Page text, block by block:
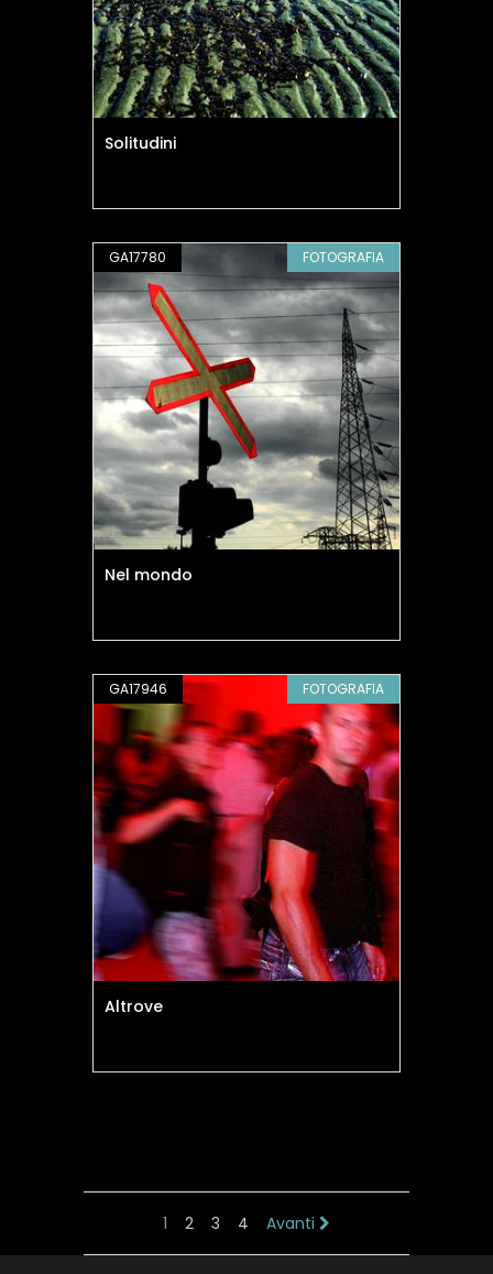
Solitudini
GA17780 FOTOGRAFIA
Nel mondo
GA17946 FOTOGRAFIA
Altrove
1 2 3 4 Avanti